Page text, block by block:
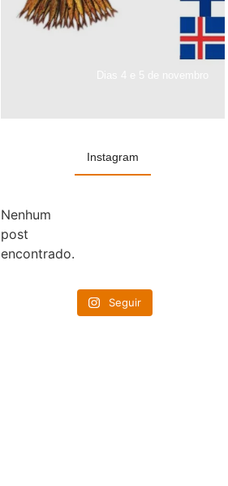
Instagram
Nenhum
post
encontrado.
Seguir